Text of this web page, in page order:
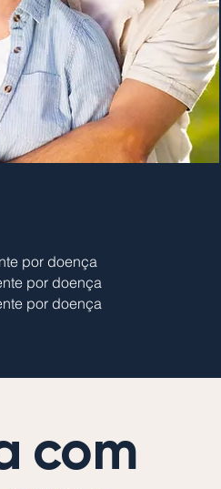
por doença
por doença
por doença
com